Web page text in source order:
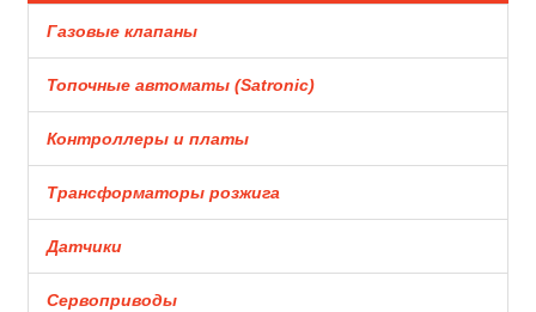
Газовые клапаны
Топочные автоматы (Satronic)
Контроллеры и платы
Трансформаторы розжига
Датчики
Сервоприводы